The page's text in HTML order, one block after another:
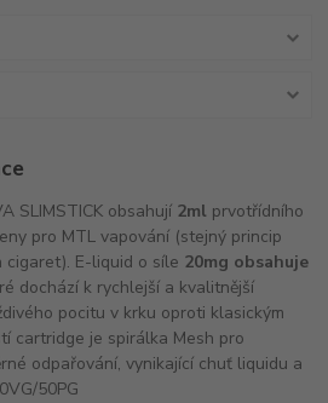
SLIMSTICK obsahují 2ml prvotřídního
pro MTL vapování (stejný princip
cigaret). E-liquid o síle 20mg obsahuje
dochází k rychlejší a kvalitnější
pocitu v krku oproti klasickým
cartridge je spirálka Mesh pro
odpařování, vynikající chuť liquidu a
50PG